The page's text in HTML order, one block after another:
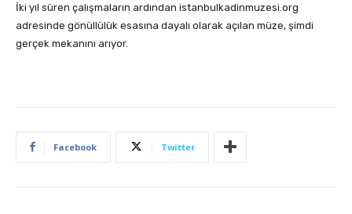
İki yıl süren çalışmaların ardından istanbulkadinmuzesi.org
adresinde gönüllülük esasına dayalı olarak açılan müze, şimdi
gerçek mekanını arıyor.
Facebook Twitter